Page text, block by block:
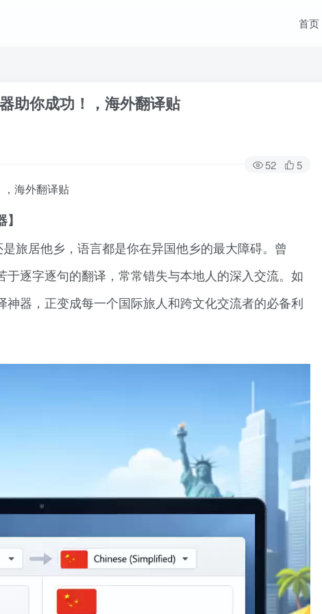
首页
助你成功！，海外翻译贴
52 5
海外翻译贴
旅居他乡，语言都是你在异国他乡的最大障碍。曾
逐字逐句的翻译，常常错失与本地人的深入交流。如
器，正变成每一个国际旅人和跨文化交流者的必备利